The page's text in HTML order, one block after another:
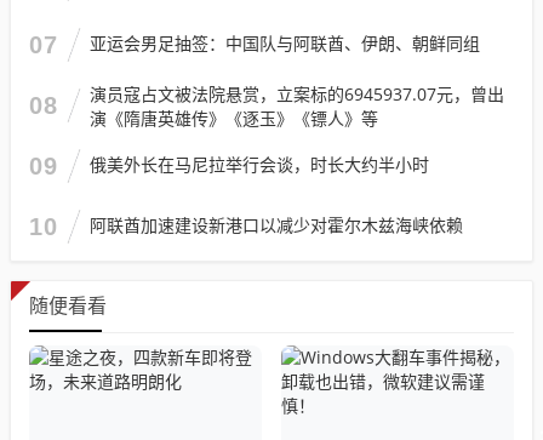
07 亚运会男足抽签：中国队与阿联酋、伊朗、朝鲜同组
08
演员寇占文被法院悬赏，立案标的6945937.07元，曾出
演《隋唐英雄传》《逐玉》《镖人》等
09 俄美外长在马尼拉举行会谈，时长大约半小时
10 阿联酋加速建设新港口以减少对霍尔木兹海峡依赖
随便看看